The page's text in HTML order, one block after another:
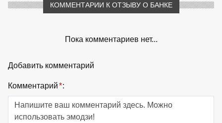
КОММЕНТАРИИ К ОТЗЫВУ О БАНКЕ
Пока комментариев нет...
Добавить комментарий
Комментарий*: